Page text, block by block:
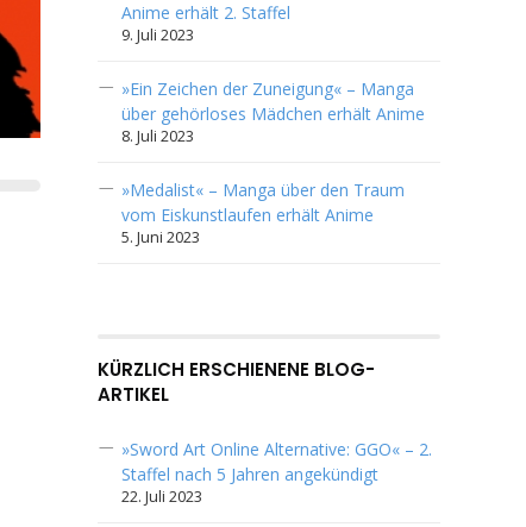
Anime erhält 2. Staffel
9. Juli 2023
»Ein Zeichen der Zuneigung« – Manga
über gehörloses Mädchen erhält Anime
8. Juli 2023
»Medalist« – Manga über den Traum
vom Eiskunstlaufen erhält Anime
5. Juni 2023
KÜRZLICH ERSCHIENENE BLOG-
ARTIKEL
»Sword Art Online Alternative: GGO« – 2.
Staffel nach 5 Jahren angekündigt
22. Juli 2023